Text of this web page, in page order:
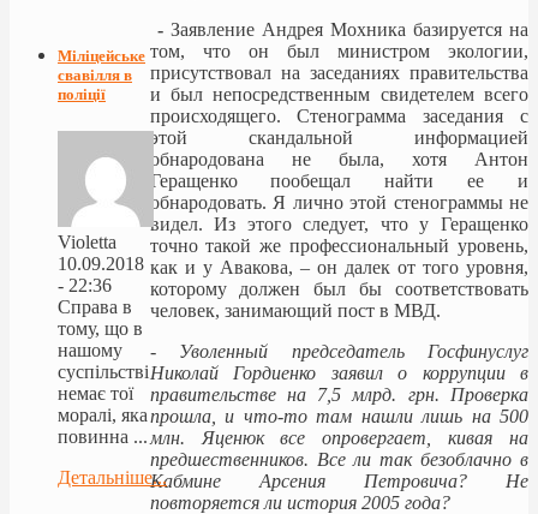
-Заявление Андрея Мохника базируется на
том, что он был министром экологии,
присутствовал на заседаниях правительства
и был непосредственным свидетелем всего
происходящего. Стенограмма заседания с
этой скандальной информацией
обнародована не была, хотя Антон
Геращенко пообещал найти ее и
обнародовать. Я лично этой стенограммы не
видел. Из этого следует, что у Геращенко
точно такой же профессиональный уровень,
как и у Авакова, – он далек от того уровня,
которому должен был бы соответствовать
человек, занимающий пост в МВД.
- Уволенный председатель Госфинуслуг
Николай Гордиенко заявил о коррупции в
правительстве на 7,5 млрд. грн. Проверка
прошла, и что-то там нашли лишь на 500
млн. Яценюк все опровергает, кивая на
предшественников. Все ли так безоблачно в
Кабмине Арсения Петровича? Не
повторяется ли история 2005 года?
Міліцейське
свавілля в
поліції
Violetta
10.09.2018
- 22:36
Справа в
тому, що в
нашому
суспільстві
немає тої
моралі, яка
повинна ...
Детальніше...